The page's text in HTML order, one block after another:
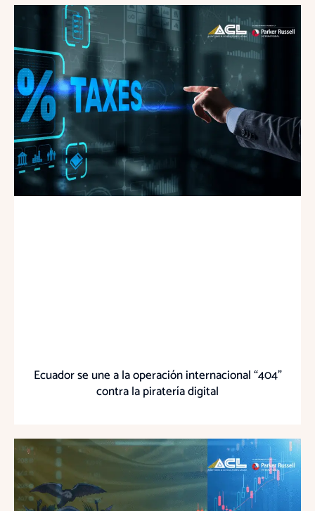
Ecuador se une a la operación internacional “404”
contra la piratería digital